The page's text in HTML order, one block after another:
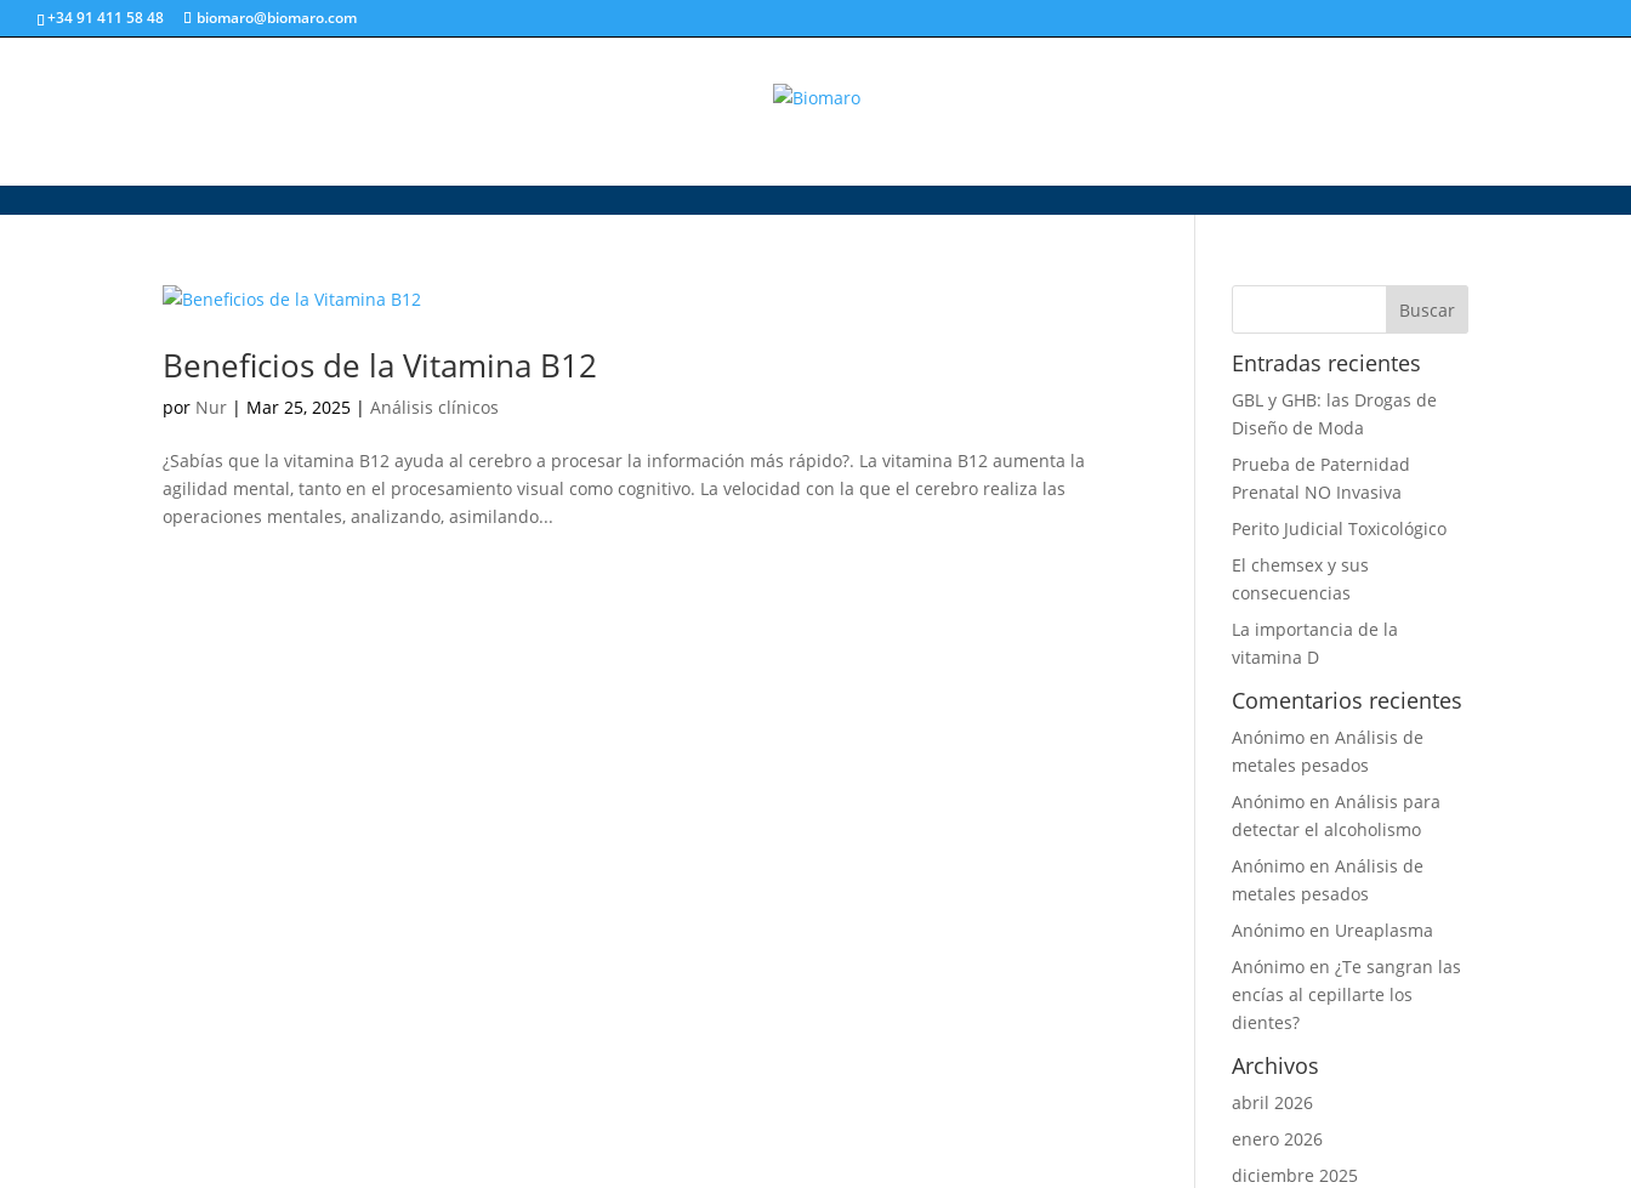
+34 91 411 58 48 biomaro@biomaro.com
Beneficios de la Vitamina B12
por Nur | Mar 25, 2025 |Análisis clínicos
¿Sabías que la vitamina B12 ayuda al cerebro a procesar la información más rápido?. La vitamina B12 aumenta la
agilidad mental, tanto en el procesamiento visual como cognitivo. La velocidad con la que el cerebro realiza las
operaciones mentales, analizando, asimilando...
Entradas recientes
GBL y GHB: las Drogas de
Diseño de Moda
Prueba de Paternidad
Prenatal NO Invasiva
Perito Judicial Toxicológico
El chemsex y sus
consecuencias
La importancia de la
vitamina D
Comentarios recientes
Anónimo enAnálisis de
metales pesados
Anónimo enAnálisis para
detectar el alcoholismo
Anónimo enAnálisis de
metales pesados
Anónimo en Ureaplasma
Anónimo en¿Te sangran las
encías al cepillarte los
dientes?
Archivos
abril 2026
enero 2026
diciembre 2025